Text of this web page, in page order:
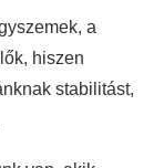
a
hiszen
stabilitást,